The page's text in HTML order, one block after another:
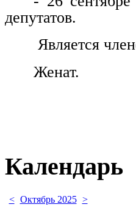
депутатов.
Является
Женат.
Календарь
< Октябрь 2025 >